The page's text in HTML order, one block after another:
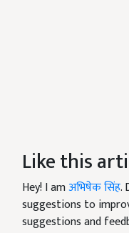
Like this
Hey! I amअभिषेक सिंह.
suggestions to
suggestions and